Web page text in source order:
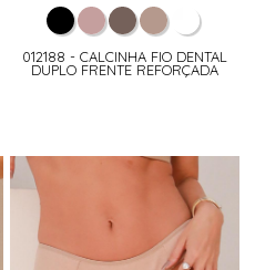
012188 - CALCINHA FIO DENTAL
DUPLO FRENTE REFORÇADA